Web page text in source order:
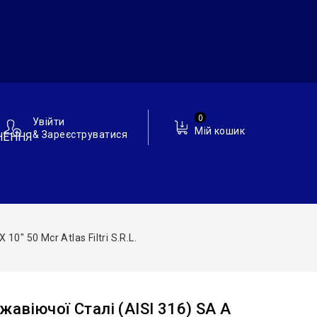
Мій кошик
0
Увійти
& Зареєструватися
10″ 50 Mcr Atlas Filtri S.r.l.
Сталі (AISI 316) SA A